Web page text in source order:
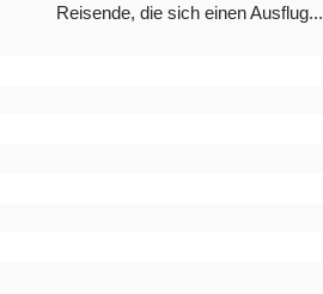
Reisende, die sich einen Ausflug...